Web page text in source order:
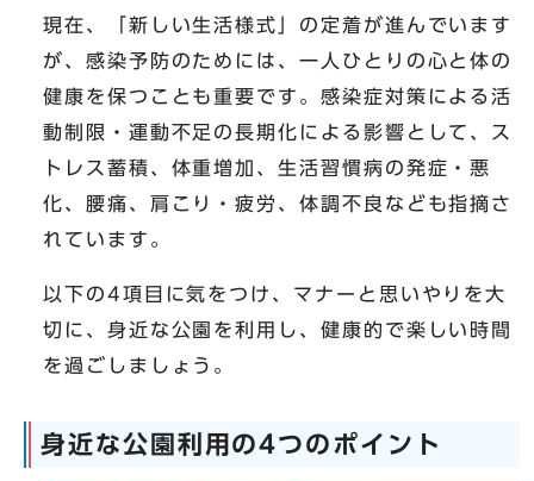
現在、「新しい生活様式」の定着が進んでいます
が、感染予防のためには、一人ひとりの心と体の
健康を保つことも重要です。感染症対策による活
動制限・運動不足の長期化による影響として、ス
トレス蓄積、体重増加、生活習慣病の発症・悪
化、腰痛、肩こり・疲労、体調不良なども指摘さ
れています。
以下の4項目に気をつけ、マナーと思いやりを大
切に、身近な公園を利用し、健康的で楽しい時間
を過ごしましょう。
身近な公園利用の4つのポイント